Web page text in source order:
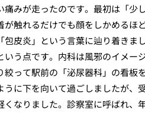
みが走ったのです。最初は「少
触れるだけでも顔をしかめるほ
皮炎」という言葉に辿り着きま
う点です。内科は風邪のイメー
って駅前の「泌尿器科」の看板
に下を向いて過ごしましたが、
なりました。診察室に呼ばれ、